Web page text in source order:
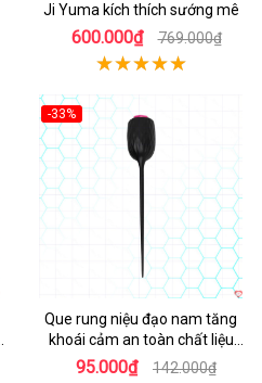
Ji Yuma kích thích sướng mê
600.000₫ 769.000₫
-33%
Que rung niệu đạo nam tăng
khoái cảm an toàn chất liệu
mềm mại
95.000₫ 142.000₫